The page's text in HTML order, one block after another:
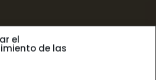
el
de las